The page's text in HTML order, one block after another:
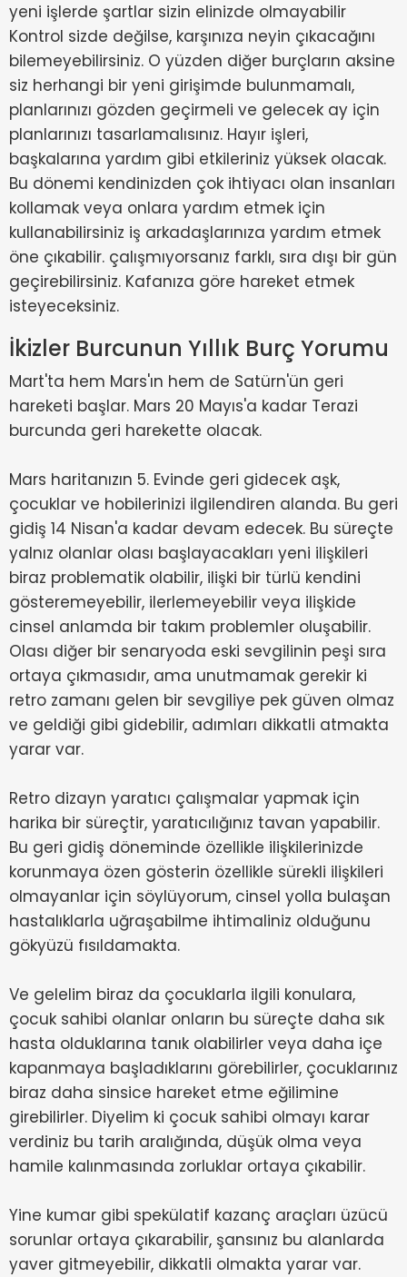
yeni işlerde şartlar sizin elinizde olmayabilir
Kontrol sizde değilse, karşınıza neyin çıkacağını
bilemeyebilirsiniz. O yüzden diğer burçların aksine
siz herhangi bir yeni girişimde bulunmamalı,
planlarınızı gözden geçirmeli ve gelecek ay için
planlarınızı tasarlamalısınız. Hayır işleri,
başkalarına yardım gibi etkileriniz yüksek olacak.
Bu dönemi kendinizden çok ihtiyacı olan insanları
kollamak veya onlara yardım etmek için
kullanabilirsiniz iş arkadaşlarınıza yardım etmek
öne çıkabilir. çalışmıyorsanız farklı, sıra dışı bir gün
geçirebilirsiniz. Kafanıza göre hareket etmek
isteyeceksiniz.
İkizler Burcunun Yıllık Burç Yorumu
Mart'ta hem Mars'ın hem de Satürn'ün geri
hareketi başlar. Mars 20 Mayıs'a kadar Terazi
burcunda geri harekette olacak.
Mars haritanızın 5. Evinde geri gidecek aşk,
çocuklar ve hobilerinizi ilgilendiren alanda. Bu geri
gidiş 14 Nisan'a kadar devam edecek. Bu süreçte
yalnız olanlar olası başlayacakları yeni ilişkileri
biraz problematik olabilir, ilişki bir türlü kendini
gösteremeyebilir, ilerlemeyebilir veya ilişkide
cinsel anlamda bir takım problemler oluşabilir.
Olası diğer bir senaryoda eski sevgilinin peşi sıra
ortaya çıkmasıdır, ama unutmamak gerekir ki
retro zamanı gelen bir sevgiliye pek güven olmaz
ve geldiği gibi gidebilir, adımları dikkatli atmakta
yarar var.
Retro dizayn yaratıcı çalışmalar yapmak için
harika bir süreçtir, yaratıcılığınız tavan yapabilir.
Bu geri gidiş döneminde özellikle ilişkilerinizde
korunmaya özen gösterin özellikle sürekli ilişkileri
olmayanlar için söylüyorum, cinsel yolla bulaşan
hastalıklarla uğraşabilme ihtimaliniz olduğunu
gökyüzü fısıldamakta.
Ve gelelim biraz da çocuklarla ilgili konulara,
çocuk sahibi olanlar onların bu süreçte daha sık
hasta olduklarına tanık olabilirler veya daha içe
kapanmaya başladıklarını görebilirler, çocuklarınız
biraz daha sinsice hareket etme eğilimine
girebilirler. Diyelim ki çocuk sahibi olmayı karar
verdiniz bu tarih aralığında, düşük olma veya
hamile kalınmasında zorluklar ortaya çıkabilir.
Yine kumar gibi spekülatif kazanç araçları üzücü
sorunlar ortaya çıkarabilir, şansınız bu alanlarda
yaver gitmeyebilir, dikkatli olmakta yarar var.